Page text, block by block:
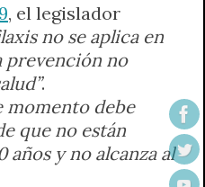
, el legislador
no se aplica en
prevención no
.
momento debe
que no están
y no alcanza al